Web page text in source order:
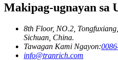
Makipag-ugnayan sa
8th Floor, NO.2,
Sichuan, China.
Tawagan Kami Ngayon:
info@tranrich.com